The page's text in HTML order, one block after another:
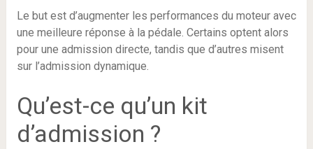
Le but est d’augmenter les performances du moteur avec
une meilleure réponse à la pédale. Certains optent alors
pour une admission directe, tandis que d’autres misent
sur l’admission dynamique.
Qu’est-ce qu’un kit
d’admission ?